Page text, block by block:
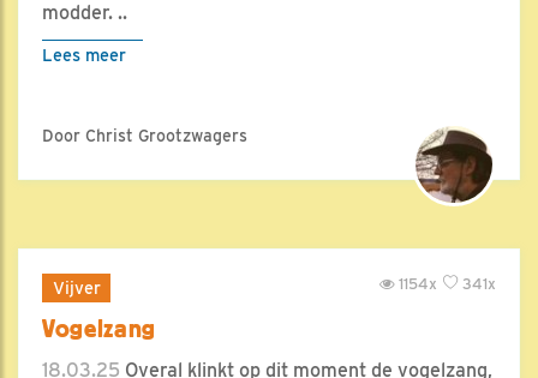
modder. ..
Lees meer
Door Christ Grootzwagers
Vijver 341x
1154x
Vogelzang
18.03.25 Overal klinkt op dit moment de vogelzang,